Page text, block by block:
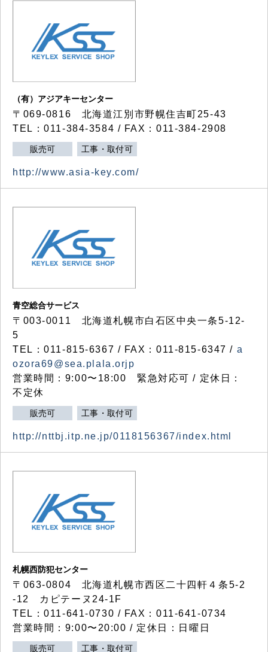
（有）アジアキーセンター
〒069-0816 北海道江別市野幌住吉町25-43
TEL：011-384-3584 / FAX：011-384-2908
販売可 工事・取付可
http://www.asia-key.com/
青空総合サービス
〒003-0011 北海道札幌市白石区中央一条5-12-
5
TEL：011-815-6367 / FAX：011-815-6347 / a
ozora69@sea.plala.orjp
営業時間：9:00〜18:00 緊急対応可 / 定休日：
不定休
販売可 工事・取付可
http://nttbj.itp.ne.jp/0118156367/index.html
札幌西防犯センター
〒063-0804 北海道札幌市西区二十四軒４条5-2
-12 カピテーヌ24-1F
TEL：011-641-0730 / FAX：011-641-0734
営業時間：9:00〜20:00 / 定休日：日曜日
販売可 工事・取付可